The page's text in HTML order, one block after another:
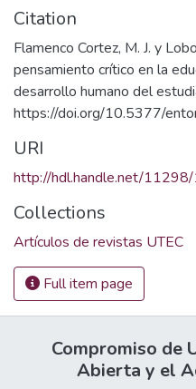
Citation
Flamenco Cortez, M. J. y
pensamiento crítico en la
desarrollo humano del
https://doi.org/10.5377/
URI
http://hdl.handle.net/
Collections
Artículos de revistas UTEC
Full item page
Compromiso de
Abierta y el